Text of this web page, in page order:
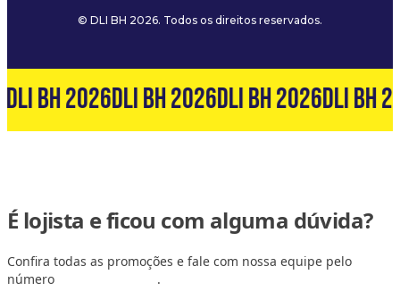
© DLI BH 2026. Todos os direitos reservados.
DLI BH 2026DLI BH 2026DLI BH 2026DLI BH
É lojista e ficou com alguma dúvida?
Confira todas as promoções e fale com nossa equipe pelo
número
.